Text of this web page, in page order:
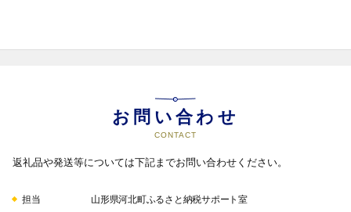
お問い合わせ
CONTACT
返礼品や発送等については下記までお問い合わせください。
担当 山形県河北町ふるさと納税サポート室